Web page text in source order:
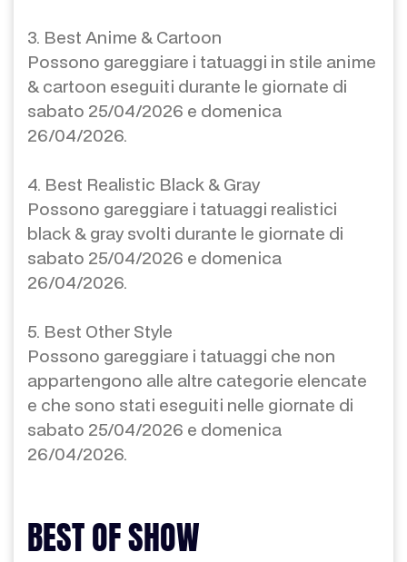
3. Best Anime & Cartoon
Possono gareggiare i tatuaggi in stile anime
& cartoon eseguiti durante le giornate di
sabato 25/04/2026 e domenica
26/04/2026.
4. Best Realistic Black & Gray
Possono gareggiare i tatuaggi realistici
black & gray svolti durante le giornate di
sabato 25/04/2026 e domenica
26/04/2026.
5. Best Other Style
Possono gareggiare i tatuaggi che non
appartengono alle altre categorie elencate
e che sono stati eseguiti nelle giornate di
sabato 25/04/2026 e domenica
26/04/2026.
BEST OF SHOW